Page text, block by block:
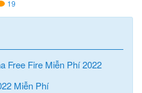
19
Free Fire Miễn Phí 2022
Miễn Phí